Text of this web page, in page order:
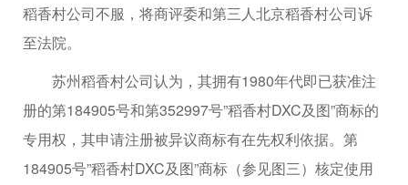
稻香村公司不服，将商评委和第三人北京稻香村公司诉
至法院。
苏州稻香村公司认为，其拥有1980年代即已获准注
册的第184905号和第352997号”稻香村DXC及图”商标的
专用权，其申请注册被异议商标有在先权利依据。第
184905号”稻香村DXC及图”商标（参见图三）核定使用